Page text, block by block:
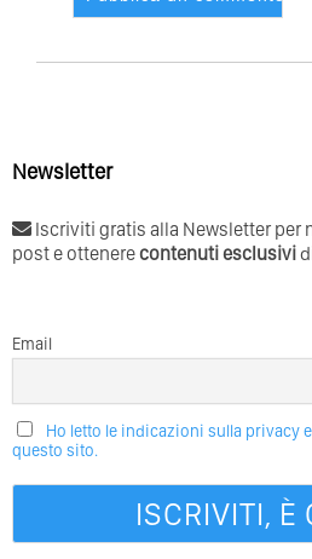
Newsletter
Iscriviti gratis alla Newsletter per
post e ottenerecontenuti esclusivi
Email
Ho letto le indicazioni sulla privacy
questo sito.